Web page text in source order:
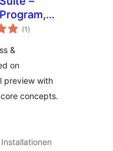
(1 Bewertungen
insgesamt
)
&
on
preview with
concepts.